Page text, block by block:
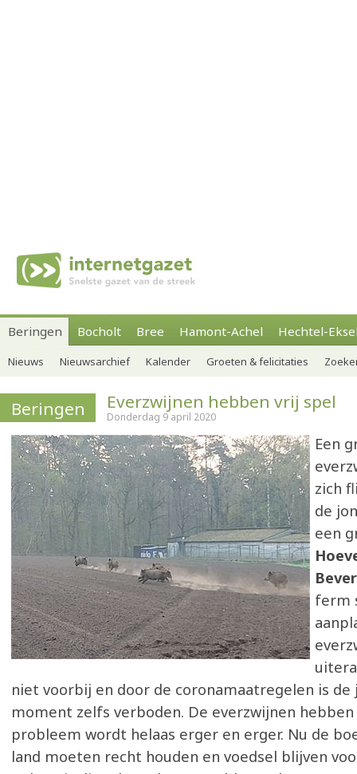
Beringen Bocholt Bree Hamont-Achel Hechtel-
Nieuws Nieuwsarchief Kalender Groeten & felicitaties
Beringen Everzwijnen hebben vrij spel
Donderdag 9 april 2020
Een
zich
de
een
ferm
niet voorbij en door de coronamaatregelen is
moment zelfs verboden. De everzwijnen
probleem wordt helaas erger en erger. Nu de
land moeten recht houden en voedsel blijven